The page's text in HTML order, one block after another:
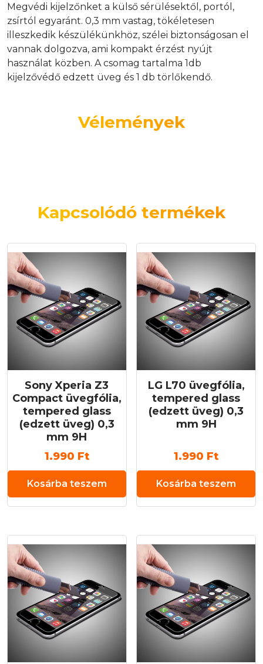
Megvédi kijelzőnket a külső sérülésektől, portól,
zsírtól egyaránt. 0,3 mm vastag, tökéletesen
illeszkedik készülékünkhöz, szélei biztonságosan el
vannak dolgozva, ami kompakt érzést nyújt
használat közben. A csomag tartalma 1db
kijelzővédő edzett üveg és 1 db törlőkendő.
Vélemények
Kapcsolódó termékek
Sony Xperia Z3
Compact üvegfólia,
tempered glass
(edzett üveg) 0,3
mm 9H
1.990 Ft
Kosárba teszem
LG L70 üvegfólia,
tempered glass
(edzett üveg) 0,3
mm 9H
1.990 Ft
Kosárba teszem